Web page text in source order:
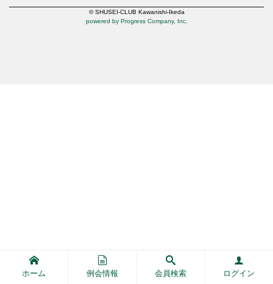
ホーム 例会情報 会員検索 ログイン
© SHUSEI-CLUB Kawanishi-Ikeda
powered by Progress Company, Inc.